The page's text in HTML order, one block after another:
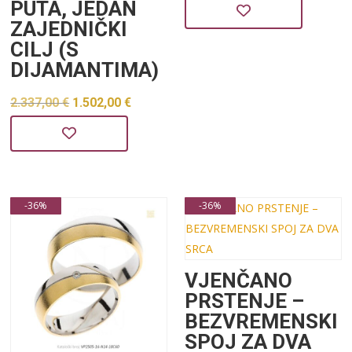
PUTA, JEDAN
ZAJEDNIČKI
CILJ (S
DIJAMANTIMA)
2.337,00€ Izvorna
cijena
bila
1.502,00€
cijena
bila
-36% -36%
VJENČANO
PRSTENJE –
BEZVREMENSKI
SPOJ ZA DVA